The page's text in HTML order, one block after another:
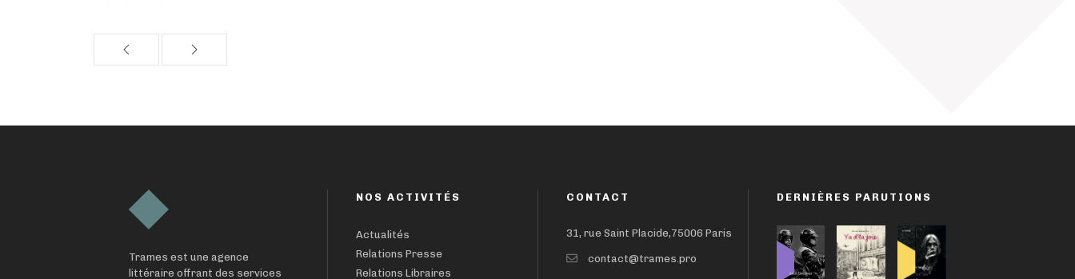
Trames est une agence
littéraire offrant des services
NOS ACTIVITÉS
Actualités
Relations Presse
Relations Libraires
CONTACT
31, rue Saint Placide,75006 Paris
contact@trames.pro
DERNIÈRES PARUTIONS